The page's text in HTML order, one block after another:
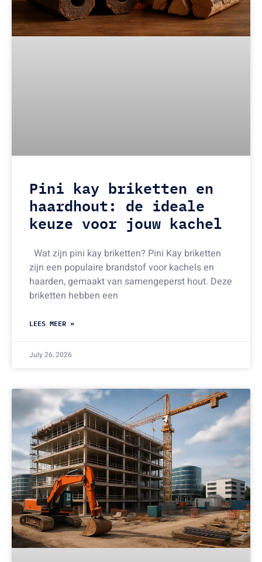
Pini kay briketten en
haardhout: de ideale
keuze voor jouw kachel
Wat zijn pini kay briketten? Pini Kay briketten
zijn een populaire brandstof voor kachels en
haarden, gemaakt van samengeperst hout. Deze
briketten hebben een
LEES MEER »
July 26, 2026